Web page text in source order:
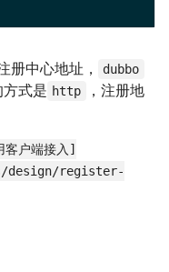
册中心地址， dubbo
式是 http
，注册地
客户端接入]
design/register-